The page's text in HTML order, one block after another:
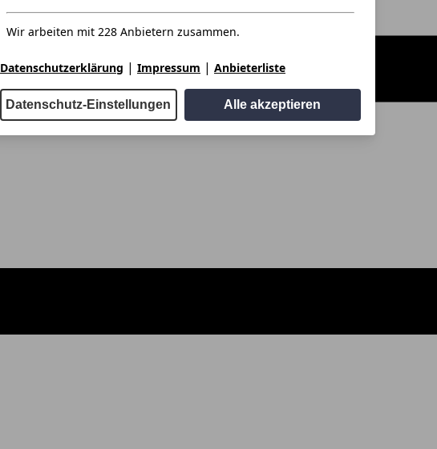
Wir arbeiten mit 228 Anbietern zusammen.
Datenschutzerklärung | Impressum | Anbieterliste
Datenschutz-Einstellungen Alle akzeptieren